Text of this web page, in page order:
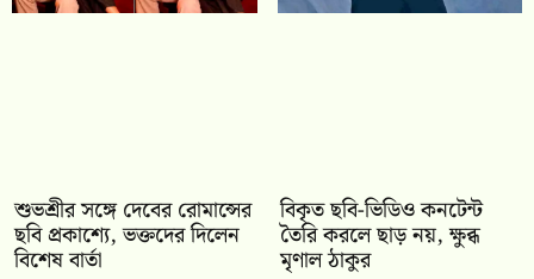
শুভশ্রীর সঙ্গে দেবের রোমান্সের
ছবি প্রকাশ্যে, ভক্তদের দিলেন
বিশেষ বার্তা
বিকৃত ছবি-ভিডিও কনটেন্ট
তৈরি করলে ছাড় নয়, ক্ষুব্ধ
মৃণাল ঠাকুর